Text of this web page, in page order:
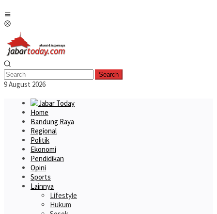
to
content
Search
9 August 2026
Home
Bandung Raya
Regional
Politik
Ekonomi
Pendidikan
Opini
Sports
Lainnya
Lifestyle
Hukum